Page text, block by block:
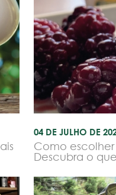
04 DE JULHO DE
Como
Descubra o